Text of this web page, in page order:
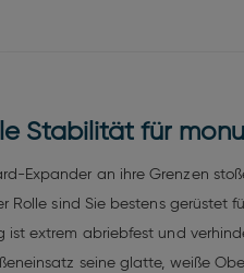
Stabilität für
Expander an ihre Grenzen
Rolle sind Sie bestens gerüstet
ist extrem abriebfest und
seine glatte, weiße